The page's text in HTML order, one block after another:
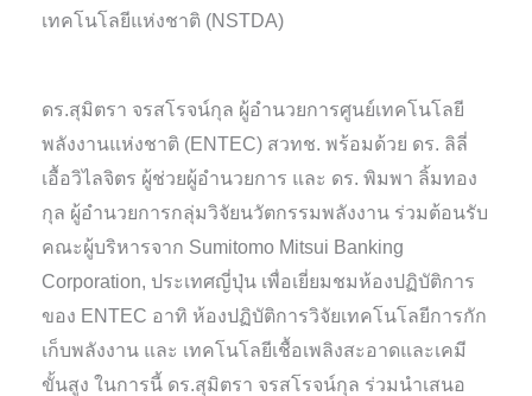
เทคโนโลยีแห่งชาติ (NSTDA)
ดร.สุมิตรา จรสโรจน์กุล ผู้อำนวยการศูนย์เทคโนโลยี
พลังงานแห่งชาติ (ENTEC) สวทช. พร้อมด้วย ดร. ลิลี่
เอื้อวิไลจิตร ผู้ช่วยผู้อำนวยการ และ ดร. พิมพา ลิ้มทอง
กุล ผู้อำนวยการกลุ่มวิจัยนวัตกรรมพลังงาน ร่วมต้อนรับ
คณะผู้บริหารจาก Sumitomo Mitsui Banking
Corporation, ประเทศญี่ปุ่น เพื่อเยี่ยมชมห้องปฏิบัติการ
ของ ENTEC อาทิ ห้องปฏิบัติการวิจัยเทคโนโลยีการกัก
เก็บพลังงาน และ เทคโนโลยีเชื้อเพลิงสะอาดและเคมี
ขั้นสูง ในการนี้ ดร.สุมิตรา จรสโรจน์กุล ร่วมนำเสนอ